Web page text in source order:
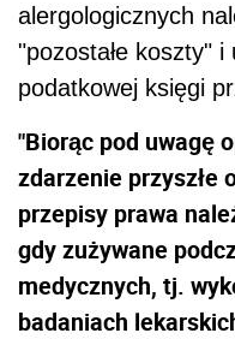
alergologicznych
"pozostałe koszty"
podatkowej księgi
"Biorąc pod uwagę
zdarzenie przyszłe
przepisy prawa
gdy zużywane
medycznych, tj.
badaniach